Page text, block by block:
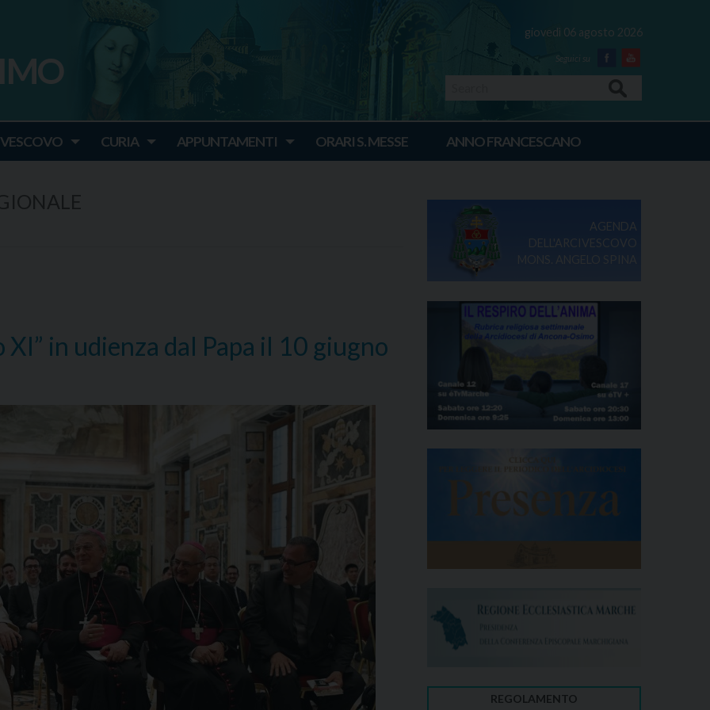
giovedì 06 agosto 2026
Facebook
Youtube
CURIA APPUNTAMENTI ORARI S. MESSE ANNO FRANCESCANO
in udienza dal Papa il 10 giugno
AGENDA
DELL'ARCIVESCOVO
REGOLAMENTO